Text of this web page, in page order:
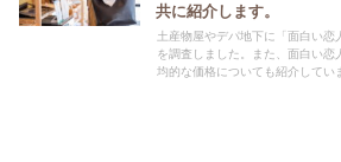
共に紹介します。
土産物屋やデパ地下に「面白い
を調査しました。また、面白い
均的な価格についても紹介してい